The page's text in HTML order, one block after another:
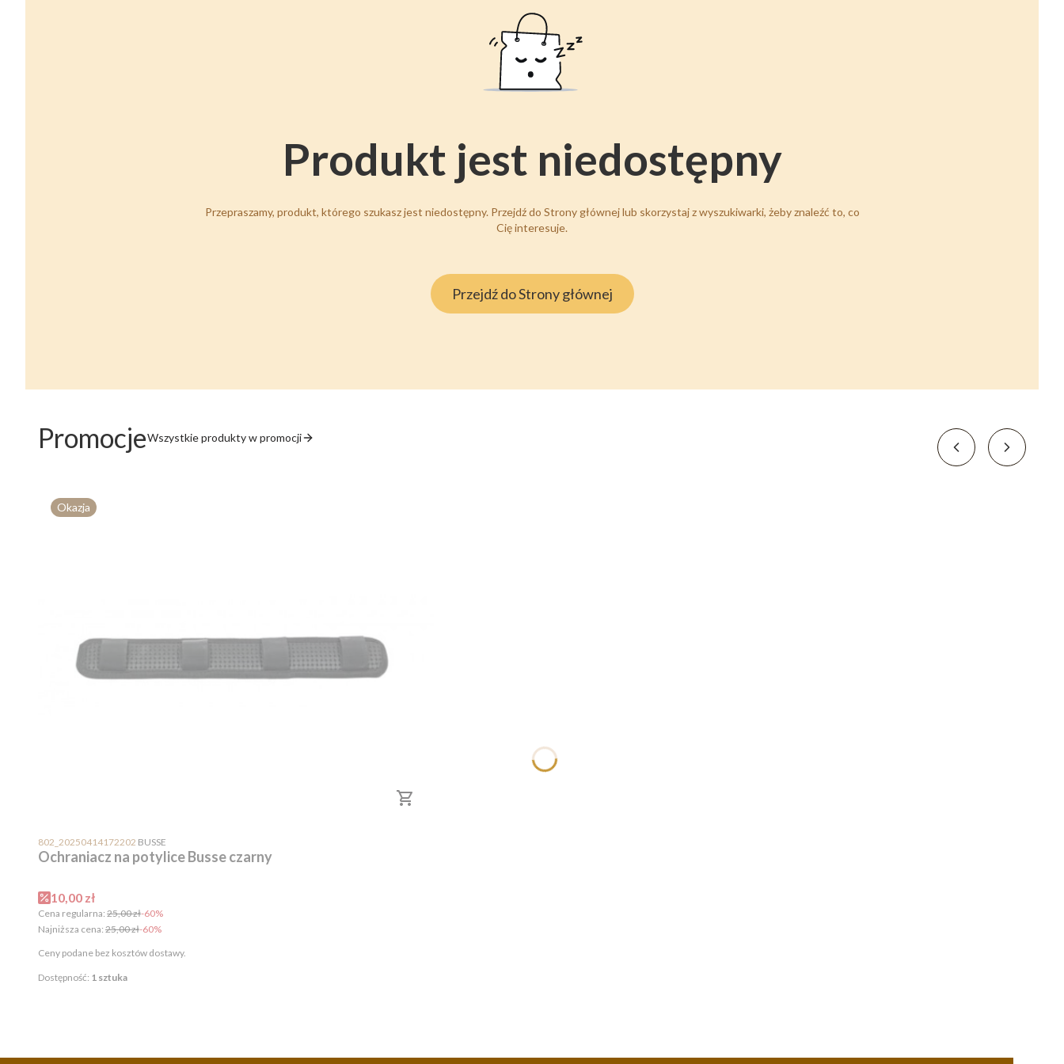
Produkt jest niedostępny
Przepraszamy, produkt, którego szukasz jest niedostępny. Przejdź do Strony głównej lub skorzystaj z wyszukiwarki, żeby znaleźć to, co
Cię interesuje.
Przejdź do Strony głównej
PromocjeWszystkie produkty w promocji
Okazja
802_20250414172202 PRODUCENT
BUSSE
Ochraniacz na potylice Busse czarny
Cena promocyjna
10,00 zł
Cena regularna: 25,00 zł-60%
Najniższa cena: 25,00 zł-60%
Ceny podane bez kosztów dostawy.
Dostępność: 1 sztuka